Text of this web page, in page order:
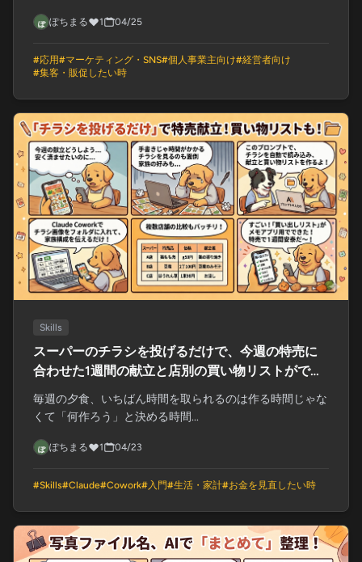
ぽちまる 1 04/25
#応用#マーケティング・SNS#個人事業主向け#経営者向け
#集客・販促したい時
Skills
スーパーのチラシを投げるだけで、今週の特売に
合わせた1週間の献立と店別の買い物リストができ
る
毎週の夕食、いちばん時間を取られるのは作る時間じゃな
くて「何作ろう」と決める時間...
ぽちまる 1 04/23
#Skills#Claude#Cowork#入門#生活・家計#お金を見直したい時